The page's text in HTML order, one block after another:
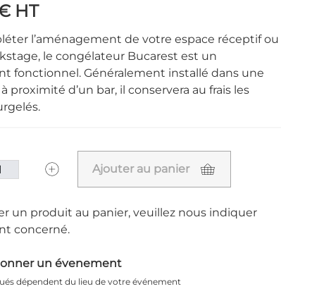
HT
l’aménagement de votre espace réceptif ou
le congélateur Bucarest est un
fonctionnel. Généralement installé dans une
proximité d’un bar, il conservera au frais les
Ajouter au panier
un produit au panier, veuillez nous indiquer
concerné.
un évenement
dépendent du lieu de votre événement